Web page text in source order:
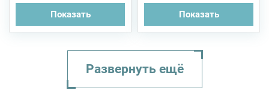
Показать Показать
Sunrans SR840 180x18...
...
Гидромассажный спа-
б...
A7 224x224x91см Vill...
Развернуть ещё